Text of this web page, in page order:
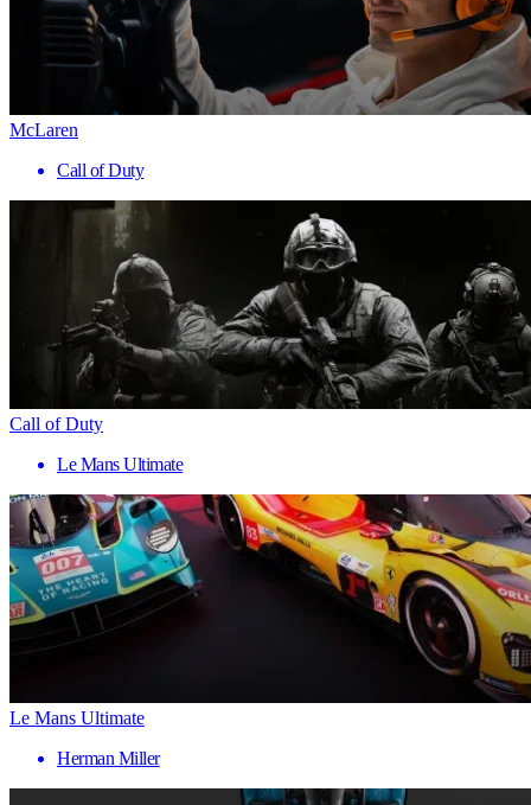
McLaren
Call of Duty
Call of Duty
Le Mans Ultimate
Le Mans Ultimate
Herman Miller